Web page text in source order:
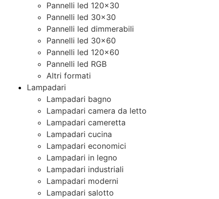
Pannelli led 120×30
Pannelli led 30×30
Pannelli led dimmerabili
Pannelli led 30×60
Pannelli led 120×60
Pannelli led RGB
Altri formati
Lampadari
Lampadari bagno
Lampadari camera da letto
Lampadari cameretta
Lampadari cucina
Lampadari economici
Lampadari in legno
Lampadari industriali
Lampadari moderni
Lampadari salotto